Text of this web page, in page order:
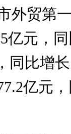
外贸第
亿元，
同比增
亿元